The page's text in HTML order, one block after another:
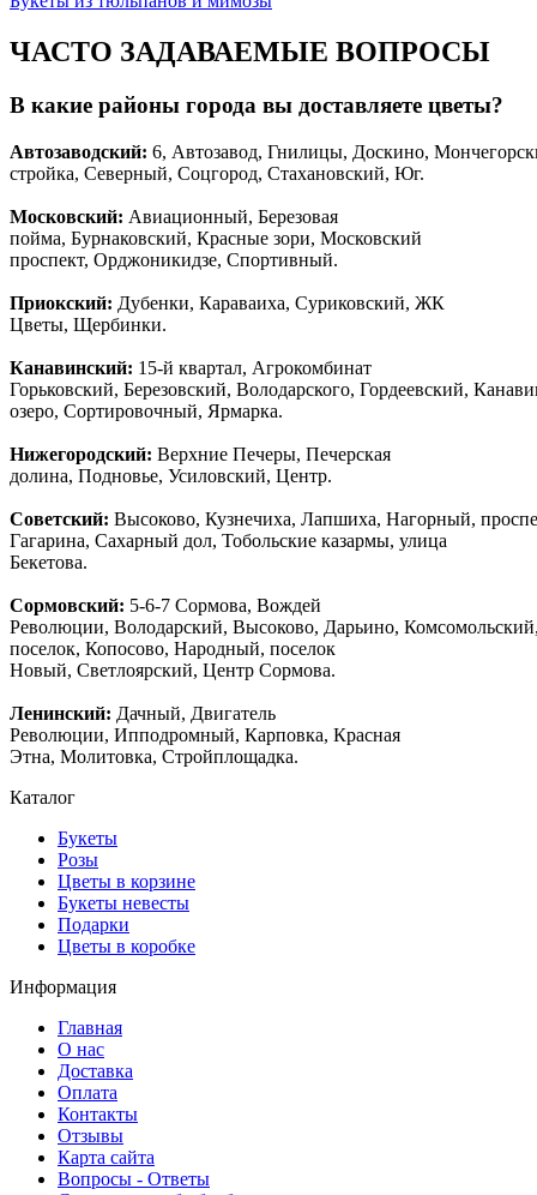
ЧАСТО ЗАДАВАЕМЫЕ ВОПРОСЫ
В какие районы города вы доставляете цветы?
Автозаводский: 6, Автозавод, Гнилицы, Доскино,
стройка, Северный, Соцгород, Стахановский, Юг.
Московский: Авиационный, Березовая
пойма, Бурнаковский, Красные зори, Московский
проспект, Орджоникидзе, Спортивный.
Приокский: Дубенки, Караваиха, Суриковский, ЖК
Цветы, Щербинки.
Канавинский: 15-й квартал, Агрокомбинат
Горьковский, Березовский, Володарского, Гордеевский,
озеро, Сортировочный, Ярмарка.
Нижегородский: Верхние Печеры, Печерская
долина, Подновье, Усиловский, Центр.
Советский: Высоково, Кузнечиха, Лапшиха, Нагорный,
Гагарина, Сахарный дол, Тобольские казармы, улица
Бекетова.
Сормовский: 5-6-7 Сормова, Вождей
Революции, Володарский, Высоково, Дарьино,
поселок, Копосово, Народный, поселок
Новый, Светлоярский, Центр Сормова.
Ленинский: Дачный, Двигатель
Революции, Ипподромный, Карповка, Красная
Этна, Молитовка, Стройплощадка.
Каталог
Букеты
Розы
Цветы в корзине
Букеты невесты
Подарки
Цветы в коробке
Информация
Главная
О нас
Доставка
Оплата
Контакты
Отзывы
Карта сайта
Вопросы - Ответы